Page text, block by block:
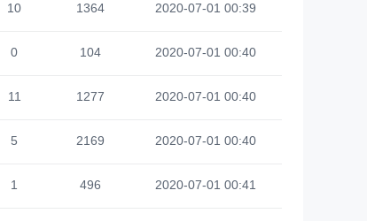
10 1364 2020-07-01 00:39
0 104 2020-07-01 00:40
11 1277 2020-07-01 00:40
5 2169 2020-07-01 00:40
1 496 2020-07-01 00:41